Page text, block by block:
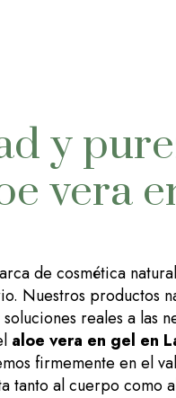
y
vera
de cosmética
Nuestros productos
reales a las
aloe vera en gel en
firmemente en el
tanto al cuerpo como